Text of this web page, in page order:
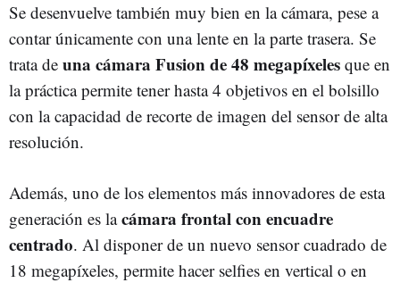
Se desenvuelve también muy bien en la cámara, pese a
contar únicamente con una lente en la parte trasera. Se
trata de una cámara Fusion de 48 megapíxeles que en
la práctica permite tener hasta 4 objetivos en el bolsillo
con la capacidad de recorte de imagen del sensor de alta
resolución.
Además, uno de los elementos más innovadores de esta
generación es lacámara frontal con encuadre
centrado. Al disponer de un nuevo sensor cuadrado de
18 megapíxeles, permite hacer selfies en vertical o en